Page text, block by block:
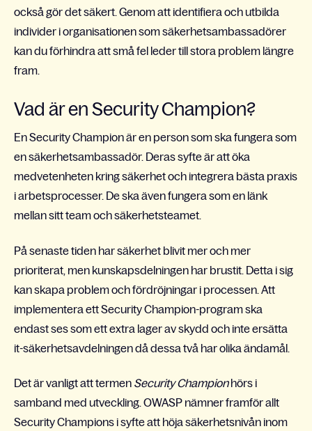
också gör det säkert. Genom att identifiera och utbilda
individer i organisationen som säkerhetsambassadörer
kan du förhindra att små fel leder till stora problem längre
fram.
Vad är en Security Champion?
EnSecurity Champion är en person som ska fungera som
en säkerhetsambassadör. Deras syfte är att öka
medvetenheten kring säkerhet och integrera bästa praxis
i arbetsprocesser. De ska även fungera som en länk
mellan sitt team och säkerhetsteamet.
På senaste tiden har säkerhet blivit mer och mer
prioriterat, men kunskapsdelningen har brustit. Detta i sig
kan skapa problem och fördröjningar i processen. Att
implementera ett Security Champion-program ska
endast ses som ett extra lager av skydd och inte ersätta
it-säkerhetsavdelningen då dessa två har olika ändamål.
Det är vanligt att termen Security Championhörs i
samband med utveckling. OWASP nämner framför allt
Security Champions i syfte att höja säkerhetsnivån inom